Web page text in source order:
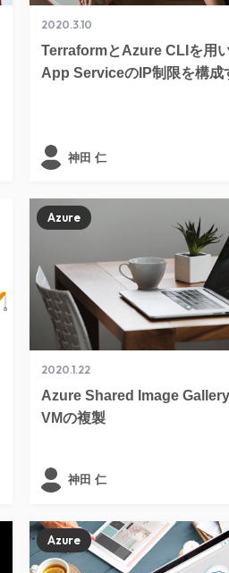
2020.3.10
TerraformとAzure CLIを用
App ServiceのIP制限を構成
神田 仁
2020.1.22
Azure Shared Image
VMの複製
Azure
神田 仁
Azure